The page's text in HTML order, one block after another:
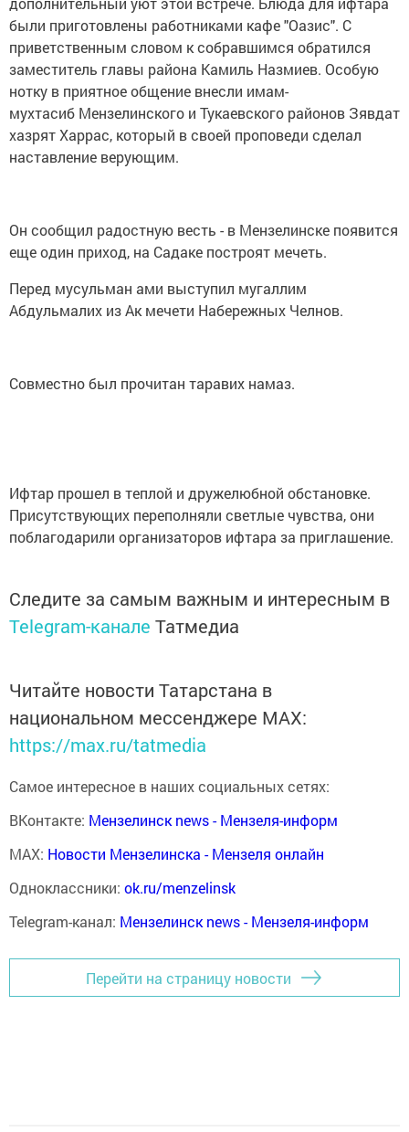
были приготовлены работниками кафе "Оазис". С
приветственным словом к собравшимся обратился
заместитель главы района Камиль Назмиев. Особую
нотку в приятное общение внесли имам-
мухтасиб Мензелинского и Тукаевского районов Зявдат
хазрят Харрас, который в своей проповеди сделал
наставление верующим.
Он сообщил радостную весть - в Мензелинске появится
еще один приход, на Садаке построят мечеть.
Перед мусульман ами выступил мугаллим
Абдульмалих из Ак мечети Набережных Челнов.
Совместно был прочитан таравих намаз.
Ифтар прошел в теплой и дружелюбной обстановке.
Присутствующих переполняли светлые чувства, они
поблагодарили организаторов ифтара за приглашение.
Следите за самым важным и интересным в
Telegram-канале Татмедиа
Читайте новости Татарстана в
национальном мессенджере MАХ:
https://max.ru/tatmedia
Самое интересное в наших социальных сетях:
ВКонтакте: Мензелинск news - Мензеля-информ
MAX: Новости Мензелинска - Мензеля онлайн
Одноклассники: ok.ru/menzelinsk
Telegram-канал: Мензелинск news - Мензеля-информ
Перейти на страницу новости